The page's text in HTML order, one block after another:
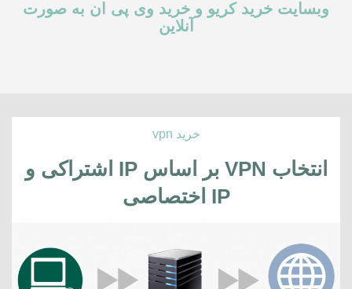
وبسایت خرید کریو و خرید وی پی ان به صورت
آنلاین
خرید vpn
انتخاب VPN بر اساس IP اشتراکی و
IP اختصاصی